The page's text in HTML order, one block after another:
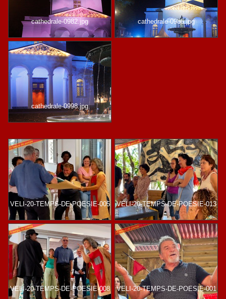
cathedrale-0982.jpg cathedrale-0986.jpg
cathedrale-0998.jpg
VELI-20-TEMPS-DE-POESIE-005 VELI-20-TEMPS-DE-POESIE-013
VELI-20-TEMPS-DE-POESIE-008 VELI-20-TEMPS-DE-POESIE-001